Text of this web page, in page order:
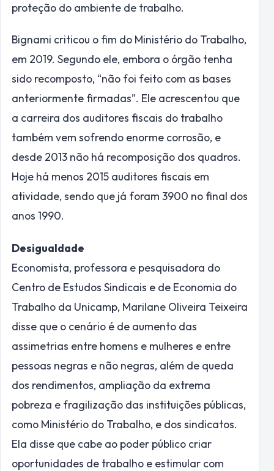
proteção do ambiente de trabalho.
Bignami criticou o fim do Ministério do Trabalho,
em 2019. Segundo ele, embora o órgão tenha
sido recomposto, “não foi feito com as bases
anteriormente firmadas”. Ele acrescentou que
a carreira dos auditores fiscais do trabalho
também vem sofrendo enorme corrosão, e
desde 2013 não há recomposição dos quadros.
Hoje há menos 2015 auditores fiscais em
atividade, sendo que já foram 3900 no final dos
anos 1990.
Desigualdade
Economista, professora e pesquisadora do
Centro de Estudos Sindicais e de Economia do
Trabalho da Unicamp, Marilane Oliveira Teixeira
disse que o cenário é de aumento das
assimetrias entre homens e mulheres e entre
pessoas negras e não negras, além de queda
dos rendimentos, ampliação da extrema
pobreza e fragilização das instituições públicas,
como Ministério do Trabalho, e dos sindicatos.
Ela disse que cabe ao poder público criar
oportunidades de trabalho e estimular com